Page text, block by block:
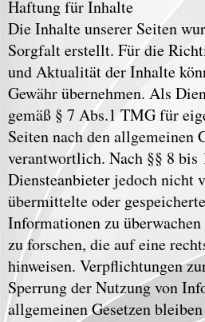
Haftung für Inhalte
Die Inhalte unserer Seiten
Sorgfalt erstellt. Für die
und Aktualität der Inhalte
Gewähr übernehmen. Als
gemäß § 7 Abs.1 TMG für
Seiten nach den allgemeinen
verantwortlich. Nach §§ 8
Diensteanbieter jedoch nicht
übermittelte oder
Informationen zu
zu forschen, die auf eine
hinweisen. Verpflichtungen
Sperrung der Nutzung von
allgemeinen Gesetzen